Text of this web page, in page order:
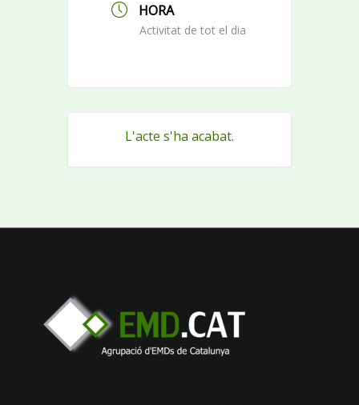
HORA
Activitat de tot el dia
L'acte s'ha acabat.